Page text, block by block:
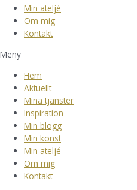
Min ateljé
Om mig
Kontakt
Meny
Hem
Aktuellt
Mina tjänster
Inspiration
Min blogg
Min konst
Min ateljé
Om mig
Kontakt